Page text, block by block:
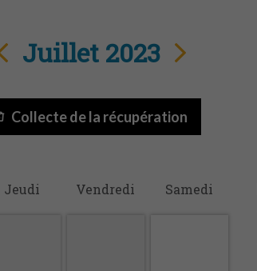
Juillet 2023
Collecte de la récupération
Jeudi Vendredi Samedi